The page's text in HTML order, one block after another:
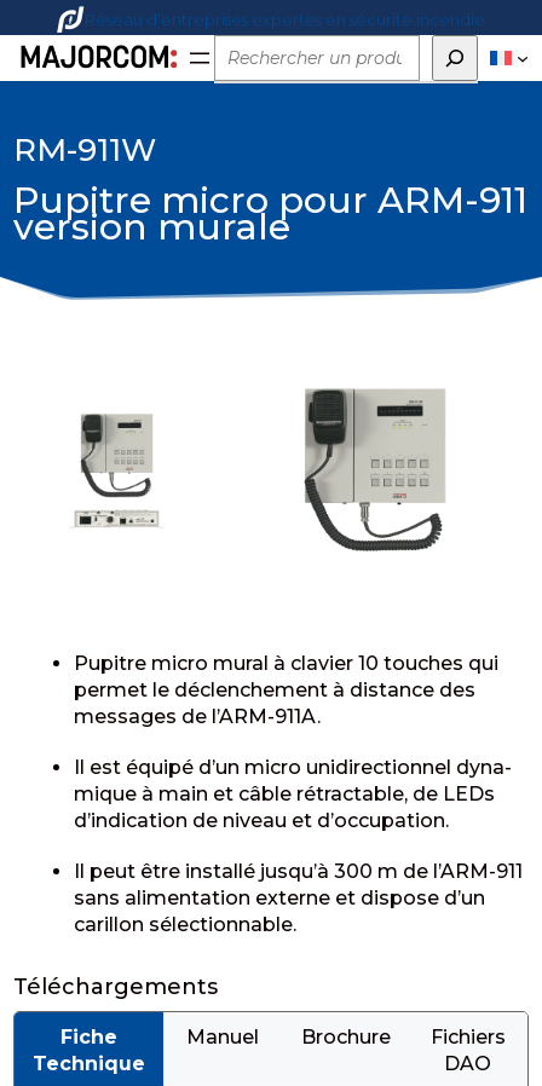
Réseau d’entreprises expertes en sécurité incendie
Rechercher
RM-911W
Pupitre micro pour ARM-911
version murale
Pupitre micro mural à clavier 10 touches qui
permet le déclen­che­ment à distance des
messages de l’ARM-911A.
Il est équipé d’un micro unidi­rec­tion­nel dyna­
mique à main et câble rétrac­table, de LEDs
d’in­di­ca­tion de niveau et d’oc­cu­pa­tion.
Il peut être installé jusqu’à 300 m de l’ARM-911
sans alimen­ta­tion externe et dispose d’un
carillon sélec­tion­nable.
Téléchargements
Fiche
Technique
Manuel Brochure
Fichiers
DAO